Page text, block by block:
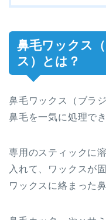
鼻毛ワックス
ス）とは？
鼻毛ワックス（ブラ
鼻毛を一気に処理で
専用のスティックに
入れて、ワックスが
ワックスに絡まった